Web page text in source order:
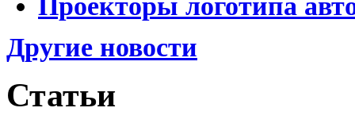
Другие новости
Статьи